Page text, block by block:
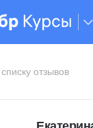
отзывов